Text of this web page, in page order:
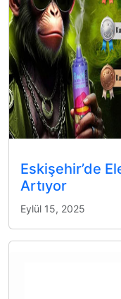
Eskişehir’de
Artıyor
Eylül 15, 2025